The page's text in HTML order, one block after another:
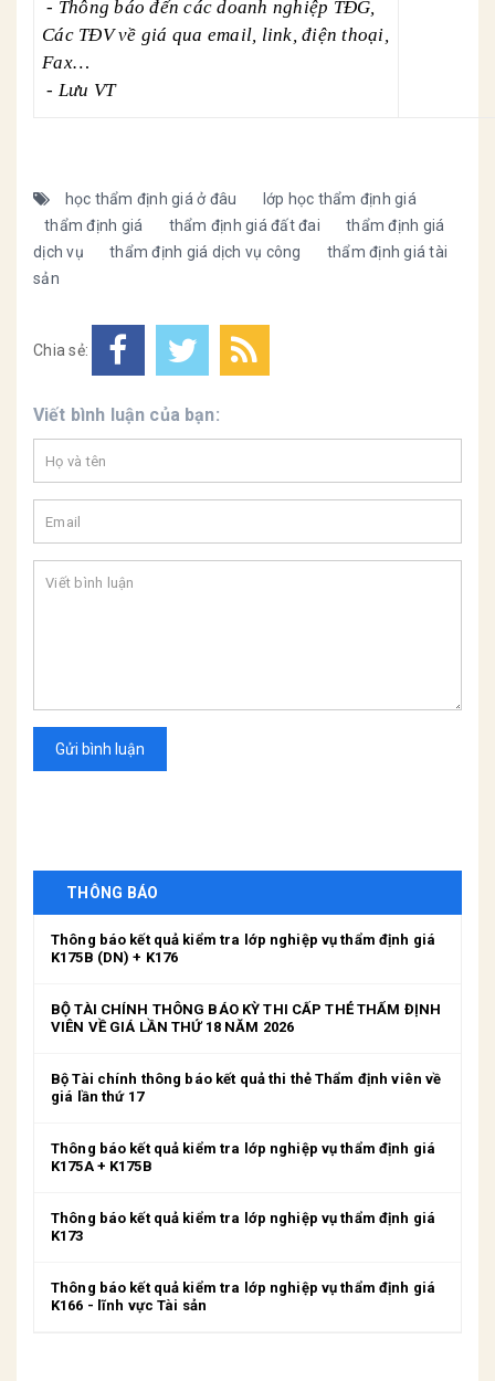
- Thông báo đến các doanh nghiệp TĐG,
Các TĐV về giá qua email, link, điện thoại,
Fax…
- Lưu VT
học thẩm định giá ở đâu
lớp học thẩm định giá
thẩm định giá
thẩm định giá đất đai
thẩm định giá
dịch vụ
thẩm định giá dịch vụ công
thẩm định giá tài
sản
Chia sẻ:
Viết bình luận của bạn:
Gửi bình luận
THÔNG BÁO
Thông báo kết quả kiểm tra lớp nghiệp vụ thẩm định giá
K175B (DN) + K176
BỘ TÀI CHÍNH THÔNG BÁO KỲ THI CẤP THẺ THẨM ĐỊNH
VIÊN VỀ GIÁ LẦN THỨ 18 NĂM 2026
Bộ Tài chính thông báo kết quả thi thẻ Thẩm định viên về
giá lần thứ 17
Thông báo kết quả kiểm tra lớp nghiệp vụ thẩm định giá
K175A + K175B
Thông báo kết quả kiểm tra lớp nghiệp vụ thẩm định giá
K173
Thông báo kết quả kiểm tra lớp nghiệp vụ thẩm định giá
K166 - lĩnh vực Tài sản